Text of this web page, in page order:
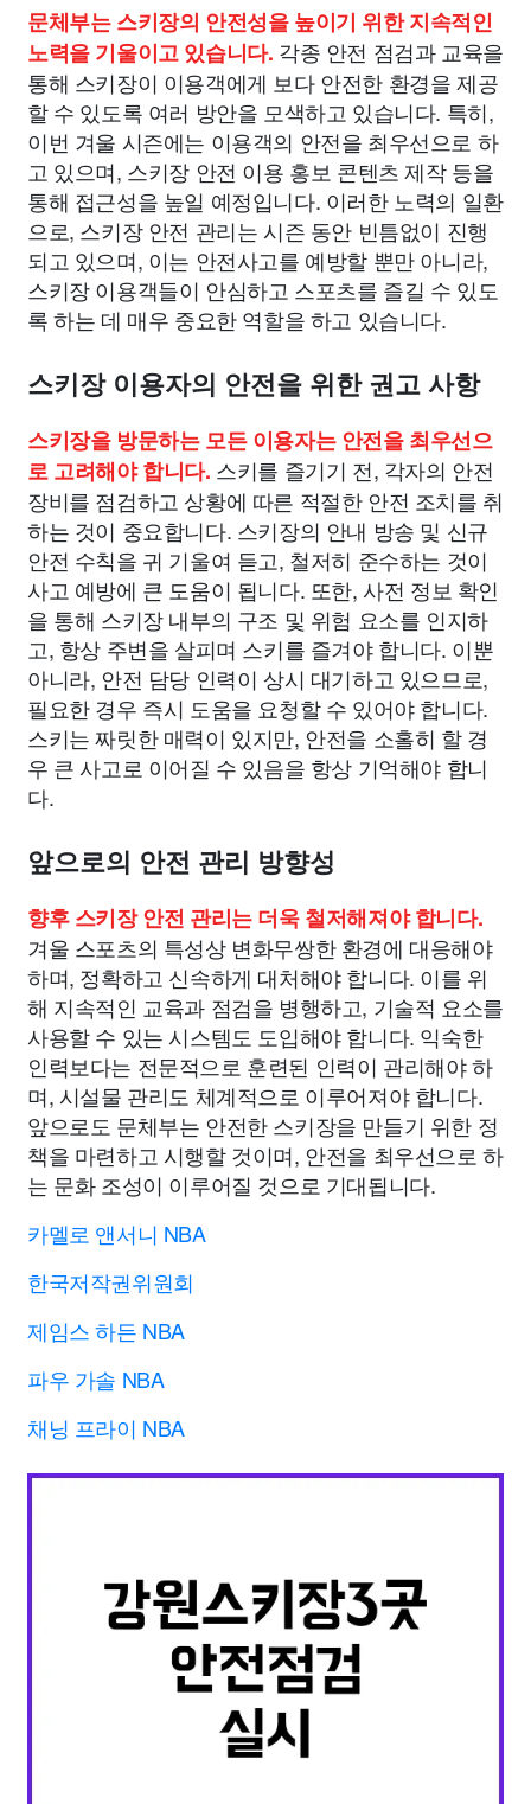
문체부는 스키장의 안전성을 높이기 위한 지속적인
노력을 기울이고 있습니다. 각종 안전 점검과 교육을
통해 스키장이 이용객에게 보다 안전한 환경을 제공
할 수 있도록 여러 방안을 모색하고 있습니다. 특히,
이번 겨울 시즌에는 이용객의 안전을 최우선으로 하
고 있으며, 스키장 안전 이용 홍보 콘텐츠 제작 등을
통해 접근성을 높일 예정입니다. 이러한 노력의 일환
으로, 스키장 안전 관리는 시즌 동안 빈틈없이 진행
되고 있으며, 이는 안전사고를 예방할 뿐만 아니라,
스키장 이용객들이 안심하고 스포츠를 즐길 수 있도
록 하는 데 매우 중요한 역할을 하고 있습니다.
스키장 이용자의 안전을 위한 권고 사항
스키장을 방문하는 모든 이용자는 안전을 최우선으
로 고려해야 합니다. 스키를 즐기기 전, 각자의 안전
장비를 점검하고 상황에 따른 적절한 안전 조치를 취
하는 것이 중요합니다. 스키장의 안내 방송 및 신규
안전 수칙을 귀 기울여 듣고, 철저히 준수하는 것이
사고 예방에 큰 도움이 됩니다. 또한, 사전 정보 확인
을 통해 스키장 내부의 구조 및 위험 요소를 인지하
고, 항상 주변을 살피며 스키를 즐겨야 합니다. 이뿐
아니라, 안전 담당 인력이 상시 대기하고 있으므로,
필요한 경우 즉시 도움을 요청할 수 있어야 합니다.
스키는 짜릿한 매력이 있지만, 안전을 소홀히 할 경
우 큰 사고로 이어질 수 있음을 항상 기억해야 합니
다.
앞으로의 안전 관리 방향성
향후 스키장 안전 관리는 더욱 철저해져야 합니다.
겨울 스포츠의 특성상 변화무쌍한 환경에 대응해야
하며, 정확하고 신속하게 대처해야 합니다. 이를 위
해 지속적인 교육과 점검을 병행하고, 기술적 요소를
사용할 수 있는 시스템도 도입해야 합니다. 익숙한
인력보다는 전문적으로 훈련된 인력이 관리해야 하
며, 시설물 관리도 체계적으로 이루어져야 합니다.
앞으로도 문체부는 안전한 스키장을 만들기 위한 정
책을 마련하고 시행할 것이며, 안전을 최우선으로 하
는 문화 조성이 이루어질 것으로 기대됩니다.
카멜로 앤서니 NBA
한국저작권위원회
제임스 하든 NBA
파우 가솔 NBA
채닝 프라이 NBA